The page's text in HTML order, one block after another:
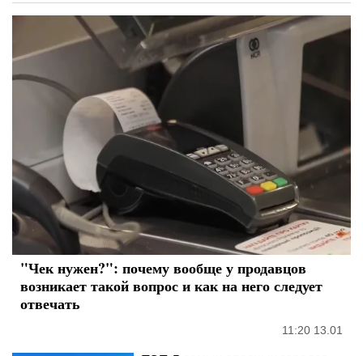
"Чек нужен?": почему вообще у продавцов
возникает такой вопрос и как на него следует
отвечать
11:20 13.01